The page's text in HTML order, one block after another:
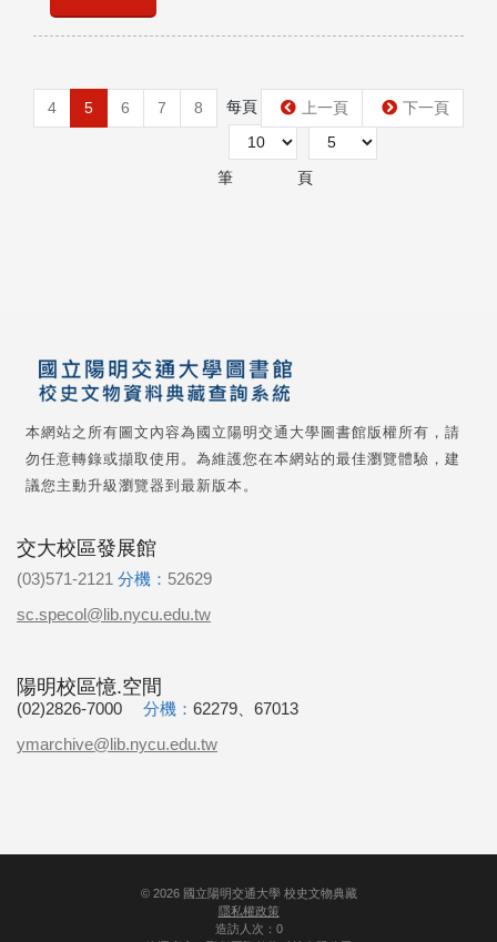
4 5 6 7 8 每頁
筆
第
頁
上一頁 下一頁
本網站之所有圖文內容為國立陽明交通大學圖書館版權所有，請
勿任意轉錄或擷取使用。為維護您在本網站的最佳瀏覽體驗，建
議您主動升級瀏覽器到最新版本。
交大校區發展館
(03)571-2121 分機： 52629
sc.specol@lib.nycu.edu.tw
陽明校區憶.空間
(02)2826-7000 分機： 62279、67013
ymarchive@lib.nycu.edu.tw
© 2026國立陽明交通大學 校史文物典藏
隱私權政策
造訪人次：0